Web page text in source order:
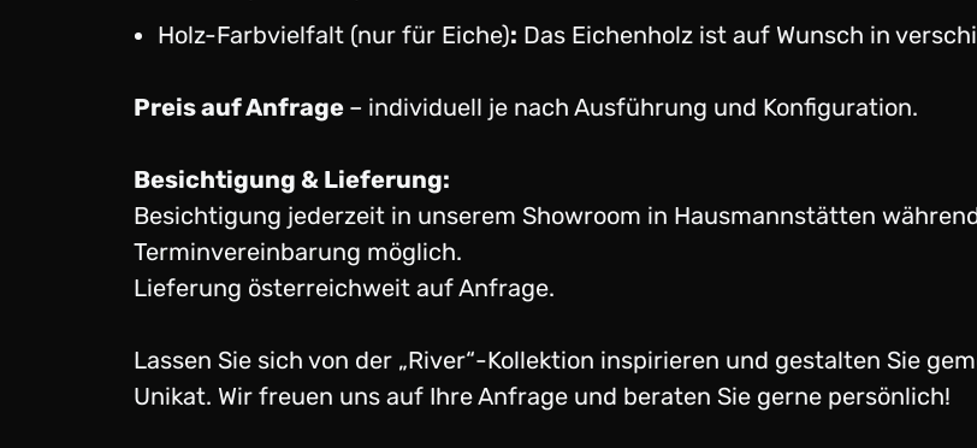
Holz-Farbvielfalt (nur für Eiche): Das Eichenholz ist auf Wunsch in
Preis auf Anfrage – individuell je nach Ausführung und Konfiguration.
Besichtigung & Lieferung:
Besichtigung jederzeit in unserem Showroom in Hausmannstätten
Terminvereinbarung möglich.
Lieferung österreichweit auf Anfrage.
Lassen Sie sich von der „River“-Kollektion inspirieren und gestalten Sie
Unikat. Wir freuen uns auf Ihre Anfrage und beraten Sie gerne persönlich!